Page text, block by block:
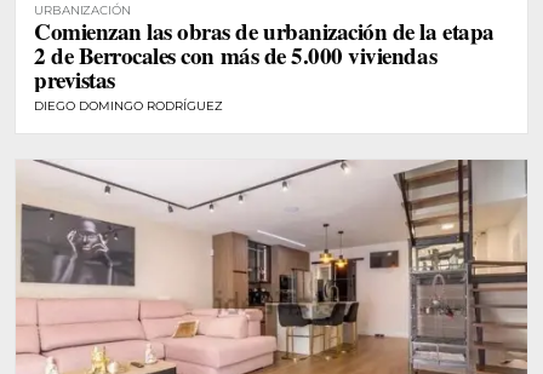
URBANIZACIÓN
Comienzan las obras de urbanización de la etapa
2 de Berrocales con más de 5.000 viviendas
previstas
DIEGO DOMINGO RODRÍGUEZ